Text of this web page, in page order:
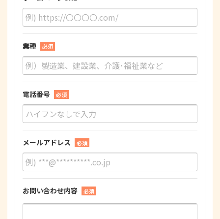
業種 必須
電話番号 必須
メールアドレス 必須
お問い合わせ内容 必須